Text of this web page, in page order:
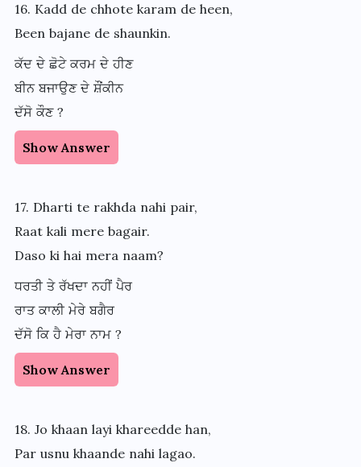
16. Kadd de chhote karam de heen,
Been bajane de shaunkin.
ਕੱਦ ਦੇ ਛੋਟੇ ਕਰਮ ਦੇ ਹੀਣ
ਬੀਨ ਬਜਾਉਣ ਦੇ ਸ਼ੌਂਕੀਨ
ਦੱਸੋ ਕੌਣ ?
Show Answer
17. Dharti te rakhda nahi pair,
Raat kali mere bagair.
Daso ki hai mera naam?
ਧਰਤੀ ਤੇ ਰੱਖਦਾ ਨਹੀਂ ਪੈਰ
ਰਾਤ ਕਾਲੀ ਮੇਰੇ ਬਗੈਰ
ਦੱਸੋ ਕਿ ਹੈ ਮੇਰਾ ਨਾਮ ?
Show Answer
18. Jo khaan layi khareedde han,
Par usnu khaande nahi lagao.